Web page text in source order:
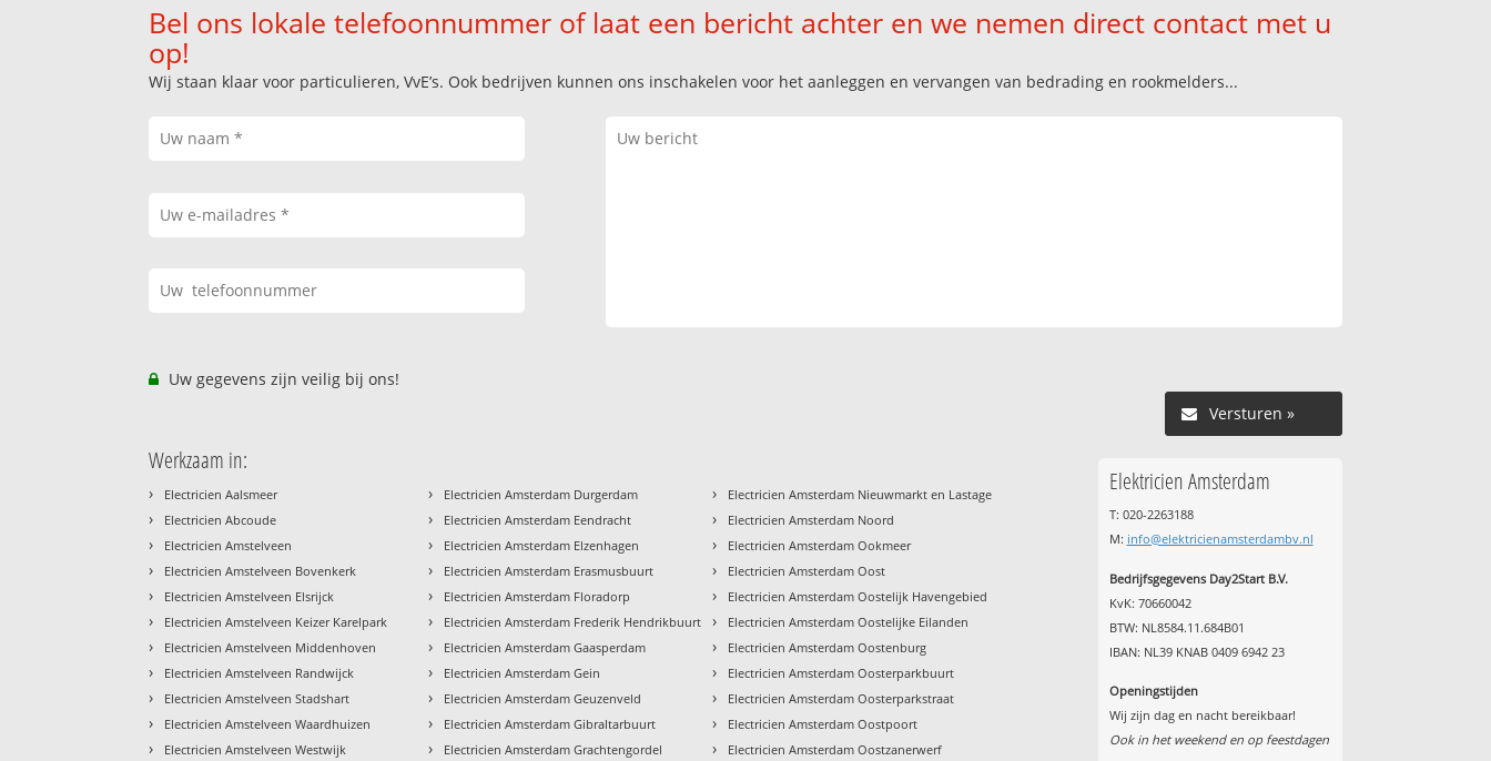
Bel ons lokale telefoonnummer of laat een bericht achter en we nemen direct contact met u
op!
Wij staan klaar voor particulieren, VvE’s. Ook bedrijven kunnen ons inschakelen voor het aanleggen en vervangen van bedrading en rookmelders...
Uw gegevens zijn veilig bij ons!
Versturen »
Werkzaam in:
› Electricien Aalsmeer
› Electricien Abcoude
› Electricien Amstelveen
› Electricien Amstelveen Bovenkerk
› Electricien Amstelveen Elsrijck
› Electricien Amstelveen Keizer Karelpark
› Electricien Amstelveen Middenhoven
› Electricien Amstelveen Randwijck
› Electricien Amstelveen Stadshart
› Electricien Amstelveen Waardhuizen
› Electricien Amstelveen Westwijk
› Electricien Amsterdam Durgerdam
› Electricien Amsterdam Eendracht
› Electricien Amsterdam Elzenhagen
› Electricien Amsterdam Erasmusbuurt
› Electricien Amsterdam Floradorp
› Electricien Amsterdam Frederik Hendrikbuurt
› Electricien Amsterdam Gaasperdam
› Electricien Amsterdam Gein
› Electricien Amsterdam Geuzenveld
› Electricien Amsterdam Gibraltarbuurt
› Electricien Amsterdam Grachtengordel
› Electricien Amsterdam Nieuwmarkt en Lastage
› Electricien Amsterdam Noord
› Electricien Amsterdam Ookmeer
› Electricien Amsterdam Oost
› Electricien Amsterdam Oostelijk Havengebied
› Electricien Amsterdam Oostelijke Eilanden
› Electricien Amsterdam Oostenburg
› Electricien Amsterdam Oosterparkbuurt
› Electricien Amsterdam Oosterparkstraat
› Electricien Amsterdam Oostpoort
› Electricien Amsterdam Oostzanerwerf
Elektricien Amsterdam
T: 020-2263188
M: info@elektricienamsterdambv.nl
Bedrijfsgegevens Day2Start B.V.
KvK: 70660042
BTW: NL8584.11.684B01
IBAN: NL39 KNAB 0409 6942 23
Openingstijden
Wij zijn dag en nacht bereikbaar!
Ook in het weekend en op feestdagen